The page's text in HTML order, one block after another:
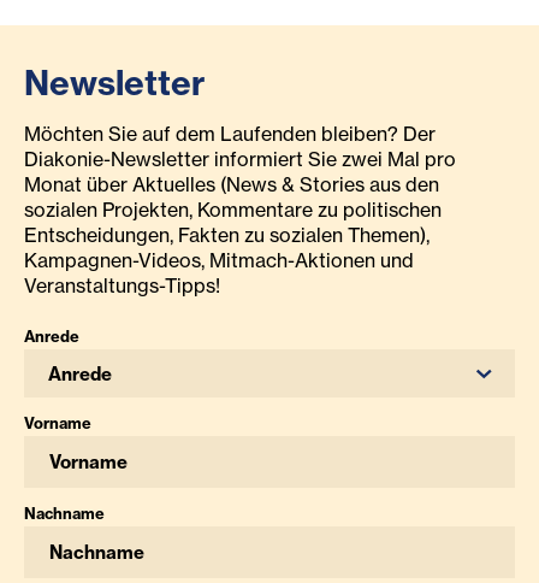
Newsletter
Möchten Sie auf dem Laufenden bleiben? Der
Diakonie-Newsletter informiert Sie zwei Mal pro
Monat über Aktuelles (News & Stories aus den
sozialen Projekten, Kommentare zu politischen
Entscheidungen, Fakten zu sozialen Themen),
Kampagnen-Videos, Mitmach-Aktionen und
Veranstaltungs-Tipps!
Anrede
Anrede
Vorname
Nachname